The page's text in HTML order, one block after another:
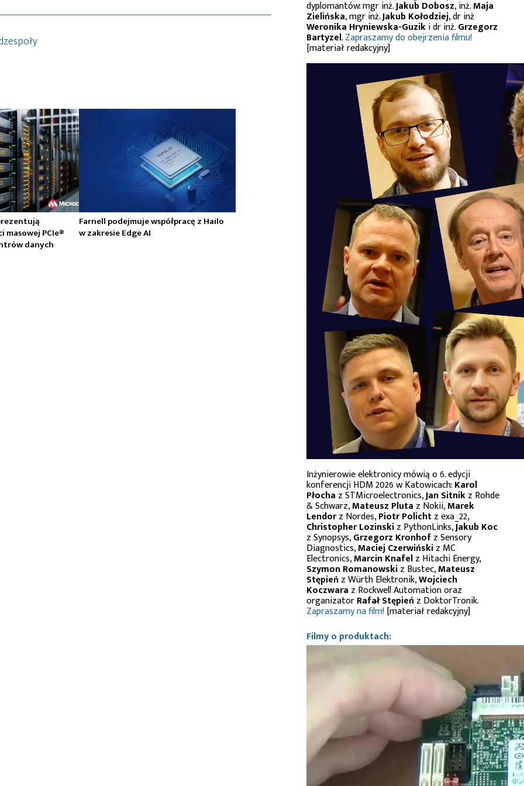
PCIe®
danych
Farnell podejmuje współpracę z Hailo
w zakresie Edge AI
dyplomantów: mgr inż.Jakub Dobosz, inż.Maja
Zielińska, mgr inż.Jakub Kołodziej, dr inż
Weronika Hryniewska-Guziki dr inż.Grzegorz
Bartyzel.Zapraszamy do obejrzenia filmu!
[materiał redakcyjny]
Inżynierowie elektronicy mówią o 6. edycji
konferencji HDM 2026 w Katowicach:Karol
Płocha z STMicroelectronics,Jan Sitnikz Rohde
& Schwarz,Mateusz Pluta z Nokii,Marek
Lendorz Nordes,Piotr Polichtz exa_22,
Christopher Lozinskiz PythonLinks,Jakub Koc
z Synopsys,Grzegorz Kronhofz Sensory
Diagnostics,Maciej Czerwińskiz MC
Electronics,Marcin Knafelz Hitachi Energy,
Szymon Romanowskiz Bustec,Mateusz
Stępień z Würth Elektronik,Wojciech
Koczwara z Rockwell Automation oraz
organizatorRafał Stępień z DoktorTronik.
Zapraszamy na film![materiał redakcyjny]
Filmy o produktach: